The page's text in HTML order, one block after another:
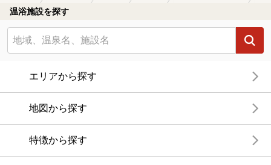
温浴施設を探す
エリアから探す
地図から探す
特徴から探す